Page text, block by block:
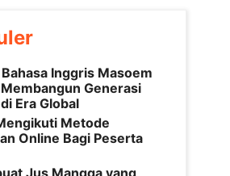
Inggris Masoem
Generasi
Era Global
Metode
Online Bagi Peserta
Jus Mangga yang